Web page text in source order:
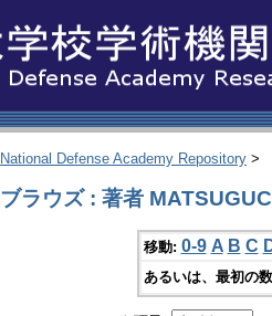
National Defense Academy Repository >
ブラウズ : 著者
移動: 0-9 A B C
あるいは、最初の